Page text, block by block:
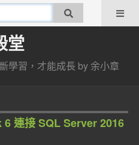
堂
學習，才能成長 by 余小章
連接 SQL Server 2016